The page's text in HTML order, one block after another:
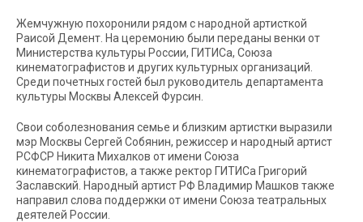
Жемчужную похоронили рядом с народной артисткой
Раисой Демент. На церемонию были переданы венки от
Министерства культуры России, ГИТИСа, Союза
кинематографистов и других культурных организаций.
Среди почетных гостей был руководитель департамента
культуры Москвы Алексей Фурсин.
Свои соболезнования семье и близким артистки выразили
мэр Москвы Сергей Собянин, режиссер и народный артист
РСФСР Никита Михалков от имени Союза
кинематографистов, а также ректор ГИТИСа Григорий
Заславский. Народный артист РФ Владимир Машков также
направил слова поддержки от имени Союза театральных
деятелей России.